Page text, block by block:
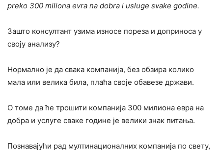
preko 300 miliona evra na dobra i usluge svake godine.
Зашто консултант узима износе пореза и доприноса у
своју анализу?
Нормално је да свака компанија, без обзира колико
мала или велика била, плаћа своје обавезе држави.
О томе да ће трошити компанија 300 милиона евра на
добра и услуге сваке године је велики знак питања.
Познавајући рад мултинационалних компанија по свету,